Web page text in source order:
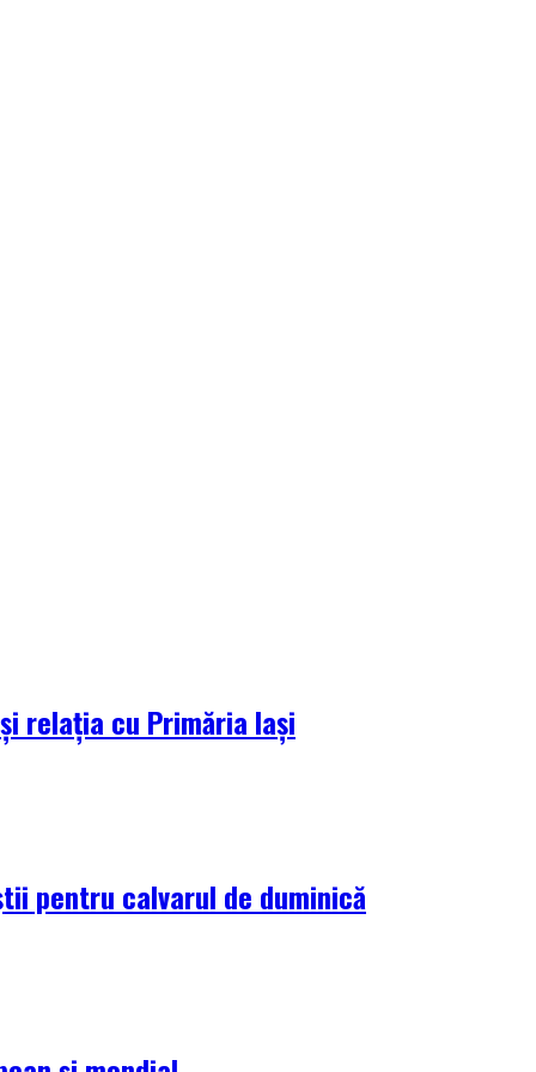
relația cu Primăria Iași
pentru calvarul de duminică